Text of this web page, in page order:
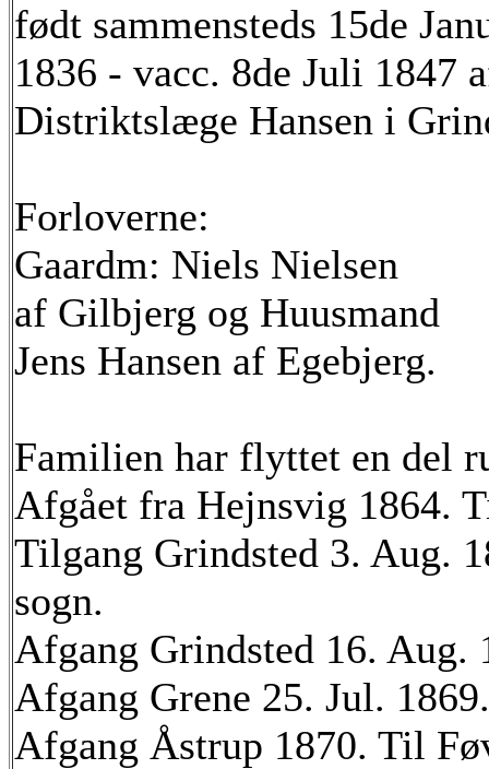
født sammensteds 15de
1836 - vacc. 8de Juli 1847
Distriktslæge Hansen i
Forloverne:
Gaardm: Niels Nielsen
af Gilbjerg og Huusmand
Jens Hansen af Egebjerg.
Familien har flyttet en del
Afgået fra Hejnsvig 1864.
Tilgang Grindsted 3. Aug.
sogn.
Afgang Grindsted 16. Aug.
Afgang Grene 25. Jul.
Afgang Åstrup 1870. Til